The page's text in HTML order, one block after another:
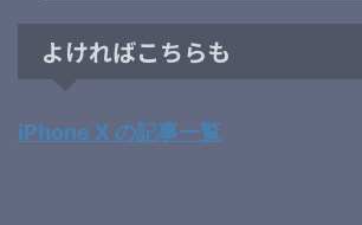
よければこちらも
iPhone X の記事一覧